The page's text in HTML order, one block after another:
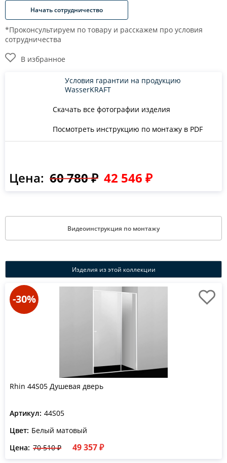
Начать сотрудничество
*Проконсультируем по товару и расскажем про условия
сотрудничества
В избранное
Скачать все фотографии изделия
Посмотреть инструкцию по монтажу в PDF
Условия гарантии на продукцию
WasserKRAFT
Цена: 60 780 ₽ 42 546 ₽
Видеоинструкция по монтажу
Изделия из этой коллекции
-30%
Rhin 44S05 Душевая дверь
Артикул: 44S05
Цвет: Белый матовый
Цена: 70 510 ₽ 49 357 ₽